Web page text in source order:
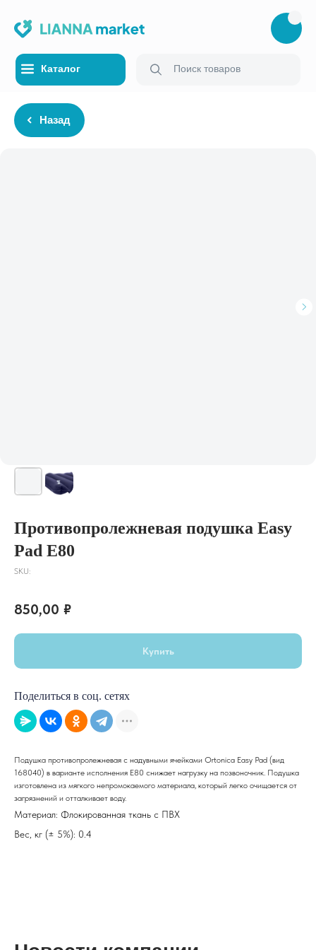
Каталог
Поиск товаров
Каталог
Назад
Противопролежневая подушка Easy
Pad E80
SKU:
850,00 ₽
Купить
Поделиться в соц. сетях
Подушка противопролежневая с надувными ячейками Ortonica Easy Pad (вид
168040) в варианте исполнения E80 снижает нагрузку на позвоночник. Подушка
изготовлена из мягкого непромокаемого материала, который легко очищается от
загрязнений и отталкивает воду.
Материал: Флокированная ткань с ПВХ
Вес, кг (± 5%): 0.4